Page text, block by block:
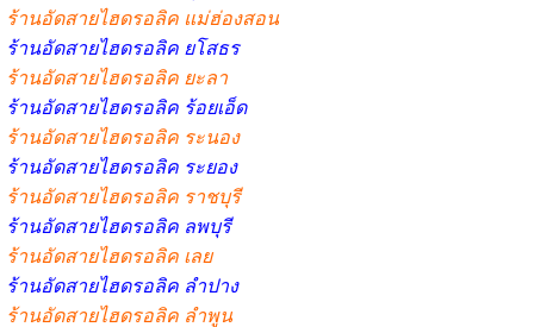
ร้านอัดสายไฮดรอลิค แม่ฮ่องสอน
ร้านอัดสายไฮดรอลิค ยโสธร
ร้านอัดสายไฮดรอลิค ยะลา
ร้านอัดสายไฮดรอลิค ร้อยเอ็ด
ร้านอัดสายไฮดรอลิค ระนอง
ร้านอัดสายไฮดรอลิค ระยอง
ร้านอัดสายไฮดรอลิค ราชบุรี
ร้านอัดสายไฮดรอลิค ลพบุรี
ร้านอัดสายไฮดรอลิค เลย
ร้านอัดสายไฮดรอลิค ลำปาง
ร้านอัดสายไฮดรอลิค ลำพูน